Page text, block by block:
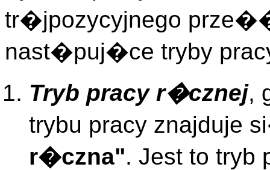
tr�jpozycyjnego
nast�puj�ce tryby
Tryb pracy r�cznej,
trybu pracy
r�czna". Jest to tryb